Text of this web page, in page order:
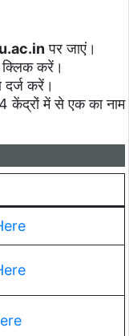
पर जाएं।
करें।
करें।
केंद्रों में से एक का नाम